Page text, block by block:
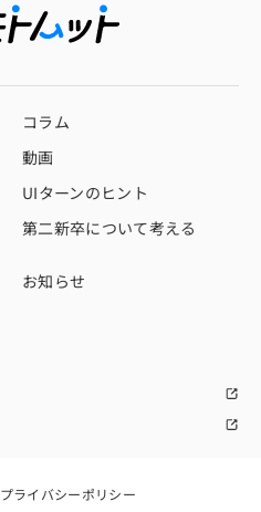
コラム
動画
UIターンのヒント
第二新卒について考える
お知らせ
プライバシーポリシー